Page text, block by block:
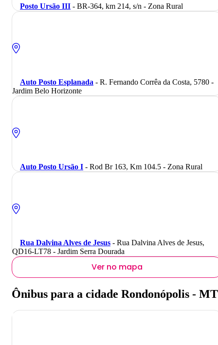
Posto Ursão III - BR-364, km 214, s/n - Zona Rural
Auto Posto Esplanada - R. Fernando Corrêa da Costa, 5780 -
Jardim Belo Horizonte
Auto Posto Ursão I - Rod Br 163, Km 104.5 - Zona Rural
Rua Dalvina Alves de Jesus - Rua Dalvina Alves de Jesus,
QD16-LT78 - Jardim Serra Dourada
Ver no mapa
Ônibus para a cidade Rondonópolis - MT